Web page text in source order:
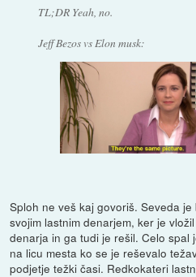
TL;DR Yeah, no.
Jeff Bezos vs Elon musk:
Sploh ne veš kaj govoriš. Seveda
svojim lastnim denarjem, ker je
denarja in ga tudi je rešil. Celo spal
na licu mesta ko se je reševalo
podjetje težki časi. Redkokateri